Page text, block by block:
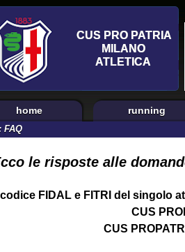
home running
FAQ
le risposte alle
codice FIDAL e FITRI del singolo
CUS
CUS